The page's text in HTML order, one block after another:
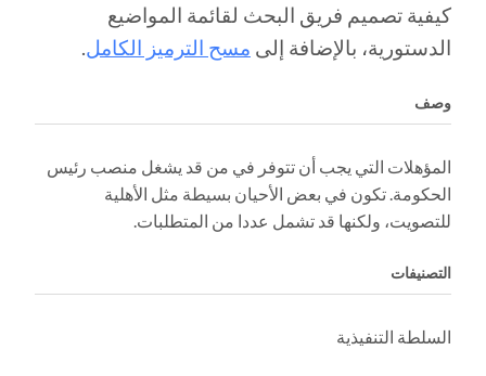
كيفية تصميم فريق البحث لقائمة المواضيع
الدستورية، بالإضافة إلى مسح الترميز الكامل
وصف
المؤهلات التي يجب أن تتوفر في من قد يشغل منصب رئيس
الحكومة. تكون في بعض الأحيان بسيطة مثل الأهلية
للتصويت، ولكنها قد تشمل عددا من المتطلبات.
التصنيفات
السلطة التنفيذية